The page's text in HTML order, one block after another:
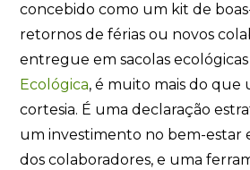
concebido como um kit de
retornos de férias ou novos
entregue em sacolas
Ecológica, é muito mais do que
cortesia. É uma declaração
um investimento no bem-estar
dos colaboradores, e uma